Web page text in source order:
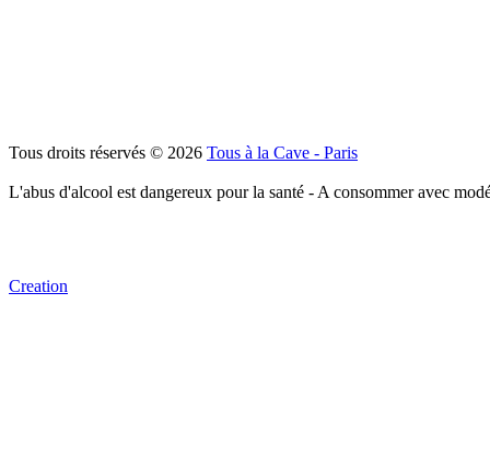
Tous droits réservés © 2026 Tous à la Cave - Paris
L'abus d'alcool est dangereux pour la santé - A consommer avec
Creation